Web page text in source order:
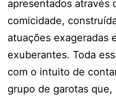
apresentados através
comicidade,
atuações exageradas
exuberantes. Toda
com o intuito de
grupo de garotas que,